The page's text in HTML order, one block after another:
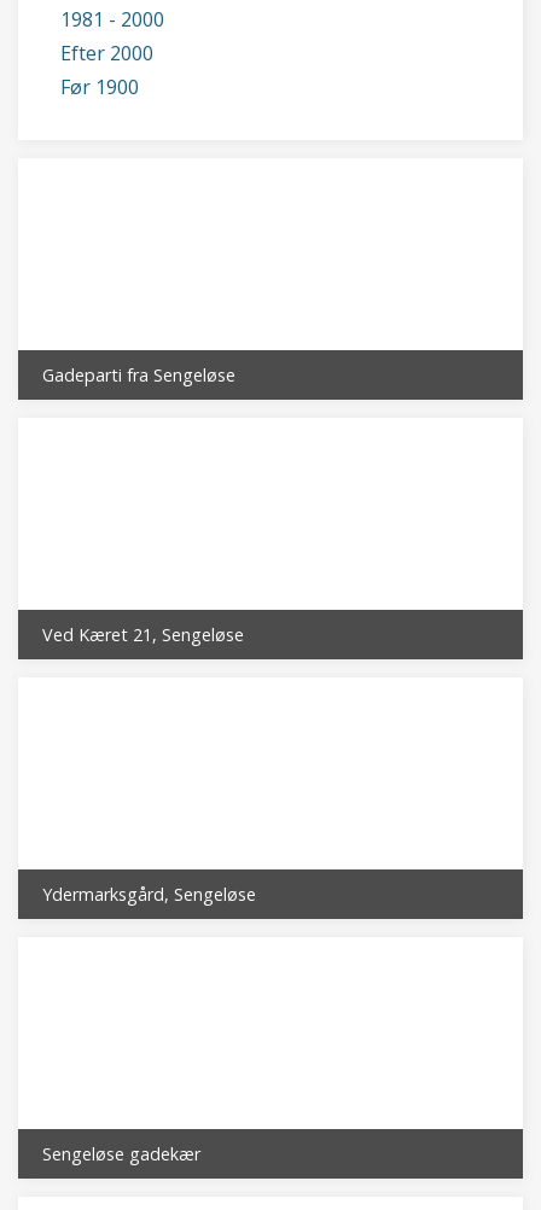
1981 - 2000
Efter 2000
Før 1900
Gadeparti fra Sengeløse
Ved Kæret 21, Sengeløse
Ydermarksgård, Sengeløse
Sengeløse gadekær